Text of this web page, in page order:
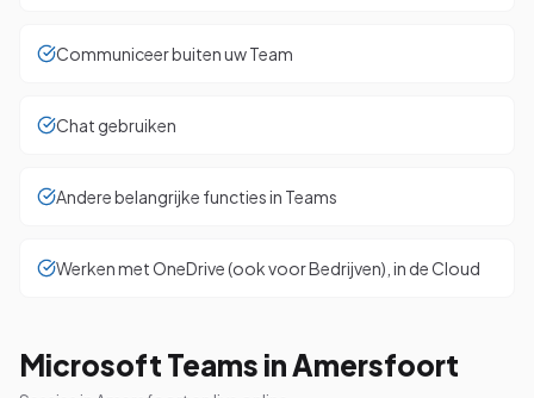
Communiceer buiten uw Team
Chat gebruiken
Andere belangrijke functies in Teams
Werken met OneDrive (ook voor Bedrijven), in de Cloud
Microsoft Teams in Amersfoort